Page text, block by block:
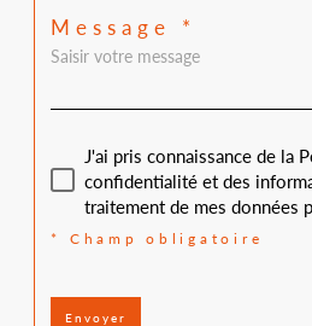
Message *
J'ai pris connaissance de la
confidentialité et des
traitement de mes données
* Champ obligatoire
Envoyer